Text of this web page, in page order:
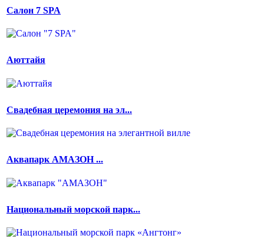
Салон 7 SPA
Аюттайя
Свадебная церемония на эл...
Аквапарк АМАЗОН ...
Национальный морской парк...